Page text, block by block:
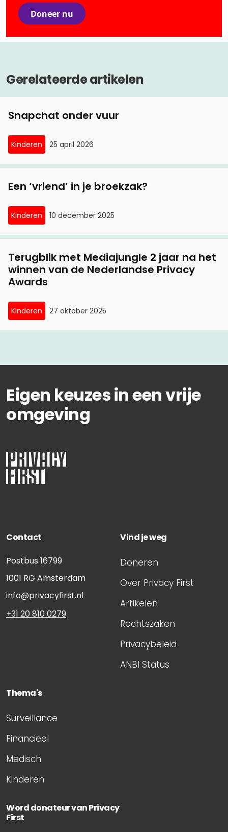
Doneer nu
Gerelateerde artikelen
Snapchat onder vuur
Kinderen 25 april 2026
Een ‘vriend’ in je broekzak?
Kinderen 10 december 2025
Terugblik met Mediajungle 2 jaar na het
winnen van de Nederlandse Privacy
Awards
Kinderen 27 oktober 2025
Eigen keuzes in een vrije
omgeving
Contact
Postbus 16799
1001 RG Amsterdam
info@privacyfirst.nl
+31 20 810 0279
Vind je weg
Doneren
Over Privacy First
Artikelen
Rechtszaken
Privacybeleid
ANBI Status
Thema's
Surveillance
Financieel
Medisch
Kinderen
Word donateur van Privacy
First